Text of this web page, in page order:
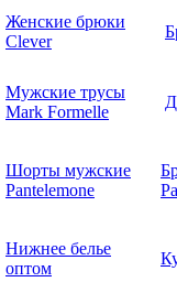
Женские брюки
Clever
Мужские трусы
Mark Formelle
Шорты мужские
Pantelemone
Нижнее белье
оптом